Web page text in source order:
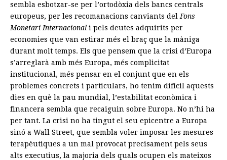
sembla esbotzar-se per l’ortodòxia dels bancs centrals
europeus, per les recomanacions canviants del Fons
Monetari Internacional i pels deutes adquirits per
economies que van estirar més el braç que la màniga
durant molt temps. Els que pensem que la crisi d’Europa
s’arreglarà amb més Europa, més complicitat
institucional, més pensar en el conjunt que en els
problemes concrets i particulars, ho tenim difícil aquests
dies en què la pau mundial, l’estabilitat econòmica i
financera sembla que recaiguin sobre Europa. No n’hi ha
per tant. La crisi no ha tingut el seu epicentre a Europa
sinó a Wall Street, que sembla voler imposar les mesures
terapèutiques a un mal provocat precisament pels seus
alts executius, la majoria dels quals ocupen els mateixos